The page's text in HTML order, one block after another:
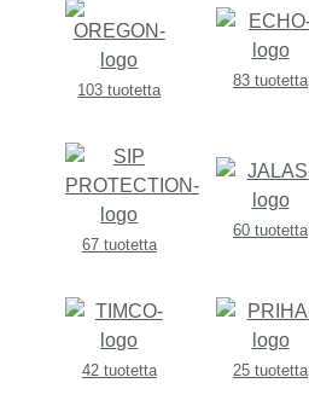
103 tuotetta
83 tuotetta
67 tuotetta
60 tuotetta
42 tuotetta 25 tuotetta